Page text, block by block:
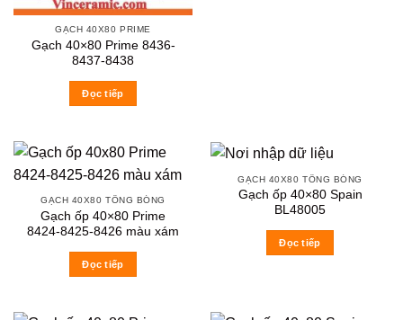
GẠCH 40X80 PRIME
Gạch 40×80 Prime 8436-
8437-8438
Đọc tiếp
GẠCH 40X80 TÔNG BÓNG
Gạch ốp 40×80 Prime
8424-8425-8426 màu xám
Đọc tiếp
GẠCH 40X80 TÔNG BÓNG
Gạch ốp 40×80 Spain
BL48005
Đọc tiếp